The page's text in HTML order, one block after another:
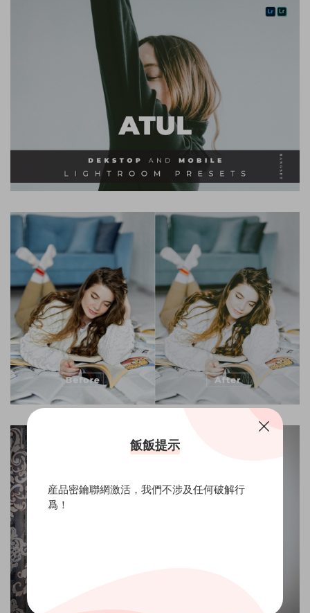
飯飯提示
産品密鑰聯網激活，我們不涉及任何破解行
爲！